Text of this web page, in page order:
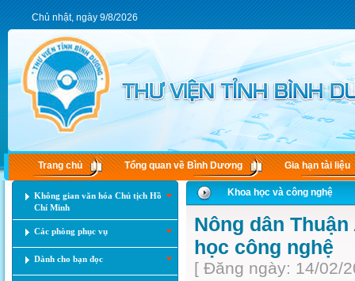
Chủ nhật, ngày 9/8/2026
Trang chủ Tổng quan về Bình Dương Gia hạn tài liệu
Không gian văn hóa Chủ tịch Hồ
Chí Minh
Các phòng phục vụ
Dành cho bạn đọc
Khoa học và công nghệ
Nông dân
học công nghệ
[ Đăng ngày: 14/02/